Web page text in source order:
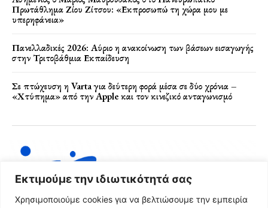
Εκτιμούμε την ιδιωτικότητά σας
Χρησιμοποιούμε cookies για να βελτιώσουμε την εμπειρία
Πρωτάθλημα Ζίου Ζίτσου: «Εκπροσωπώ τη χώρα μου με
υπερηφάνεια»
Πανελλαδικές 2026: Αύριο η ανακοίνωση των βάσεων εισαγωγής
στην Τριτοβάθμια Εκπαίδευση
Σε πτώχευση η Varta για δεύτερη φορά μέσα σε δύο χρόνια –
«Χτύπημα» από την Apple και τον κινεζικό ανταγωνισμό